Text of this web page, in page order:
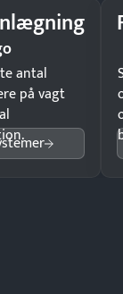
antal
på vagt